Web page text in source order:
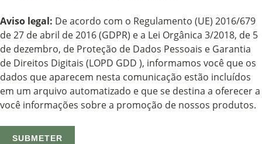
Aviso legal: De acordo com o Regulamento (UE) 2016/679
de 27 de abril de 2016 (GDPR) e a Lei Orgânica 3/2018, de 5
de dezembro, de Proteção de Dados Pessoais e Garantia
de Direitos Digitais (LOPD GDD ), informamos você que os
dados que aparecem nesta comunicação estão incluídos
em um arquivo automatizado e que se destina a oferecer a
você informações sobre a promoção de nossos produtos.